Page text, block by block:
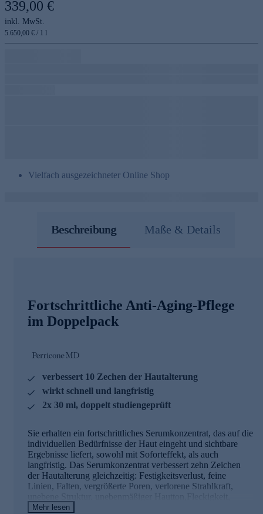
339,00 €
inkl. MwSt.
5.650,00 € / 1 l
Vielfach ausgezeichneter Online Shop
Beschreibung Maße & Details
Fortschrittliche Anti-Aging-Pflege
im Doppelpack
verbessert 10 Zechen der Hautalterung
wirkt schnell und langfristig
2x 30 ml, doppelt studiengeprüft
Sie erhalten ein fortschrittliches Serumkonzentrat, das auf die
individuellen Bedürfnisse der Haut eingeht und sichtbare
Ergebnisse liefert, sowohl mit Soforteffekt, als auch
langfristig. Das Serumkonzentrat verbessert zehn Zeichen
der Hautalterung gleichzeitig: Festigkeitsverlust, feine
Linien, Falten, vergrößerte Poren, verlorene Strahlkraft,
unebene Struktur, unebenmäßiger Hautton,Fleckigkeit,
Verfärbungen und Rötungen. Zudem erkennt es die
Mehr lesen